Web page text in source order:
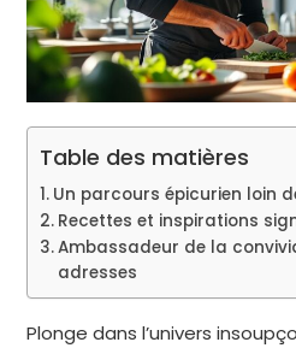
Table des matières
Un parcours épicurien loin
Recettes et inspirations
Ambassadeur de la
adresses
Plonge dans l’univers